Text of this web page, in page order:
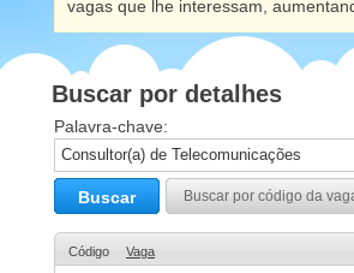
vagas que lhe interessam,
Buscar por detalhes
Palavra-chave:
Buscar Buscar por código da
Código Vaga